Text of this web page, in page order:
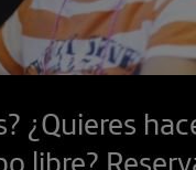
¿Quieres
libre?